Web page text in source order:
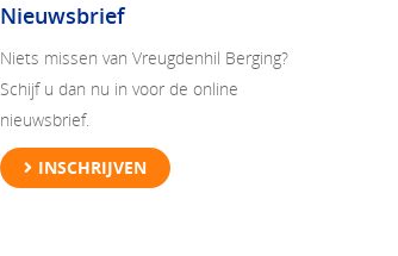
Nieuwsbrief
Niets missen van Vreugdenhil Berging?
Schijf u dan nu in voor de online
nieuwsbrief.
INSCHRIJVEN